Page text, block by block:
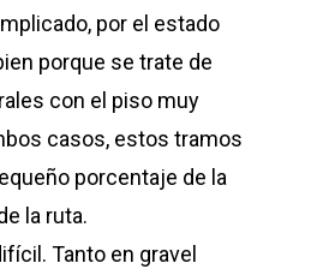
por el estado
porque se trate de
con el piso muy
casos, estos tramos
porcentaje de la
la ruta.
Tanto en gravel